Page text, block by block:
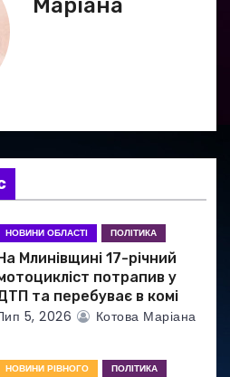
НОВИНИ ОБЛАСТІ ПОЛІТИКА
Млинівщині 17-річний
потрапив у
та перебуває в комі
5, 2026 Котова Маріана
НОВИНИ РІВНОГО ПОЛІТИКА